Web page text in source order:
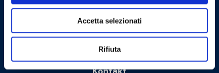
Accetta selezionati
Rifiuta
Cookie Policy Privacy Policy